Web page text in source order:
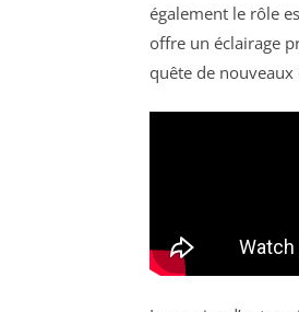
également le rôle
offre un éclairage
quête de nouveaux